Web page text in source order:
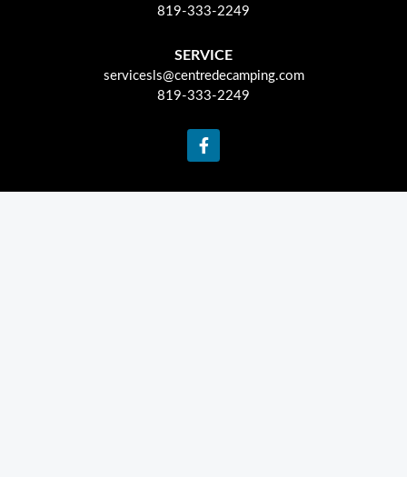
819-333-2249
SERVICE
servicesls@centredecamping.com
819-333-2249
F